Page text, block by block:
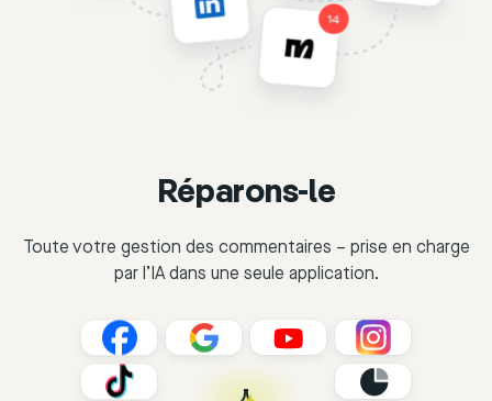
Réparons-le
Toute votre gestion des commentaires – prise en charge
par l’IA dans une seule application.